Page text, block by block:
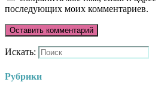
последующих моих комментариев.
Искать:
Рубрики